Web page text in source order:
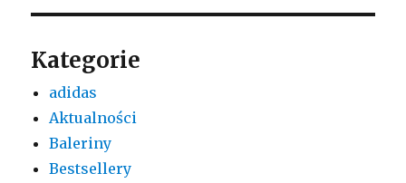
Kategorie
adidas
Aktualności
Baleriny
Bestsellery